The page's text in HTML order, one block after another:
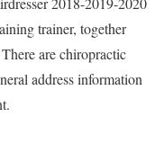
trainer, together
are chiropractic
address information